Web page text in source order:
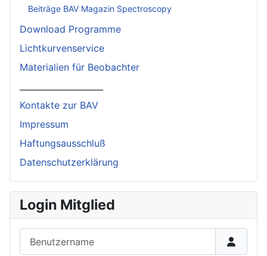
Beiträge BAV Magazin Spectroscopy
Download Programme
Lichtkurvenservice
Materialien für Beobachter
Kontakte zur BAV
Impressum
Haftungsausschluß
Datenschutzerklärung
Login Mitglied